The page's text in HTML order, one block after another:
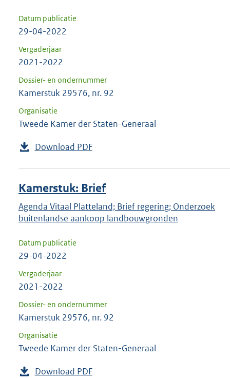
Datum publicatie
29-04-2022
Vergaderjaar
2021-2022
Dossier- en ondernummer
Kamerstuk 29576, nr. 92
Organisatie
Tweede Kamer der Staten-Generaal
Download PDF
Kamerstuk: Brief
Agenda Vitaal Platteland; Brief regering; Onderzoek
buitenlandse aankoop landbouwgronden
Datum publicatie
29-04-2022
Vergaderjaar
2021-2022
Dossier- en ondernummer
Kamerstuk 29576, nr. 92
Organisatie
Tweede Kamer der Staten-Generaal
Download PDF